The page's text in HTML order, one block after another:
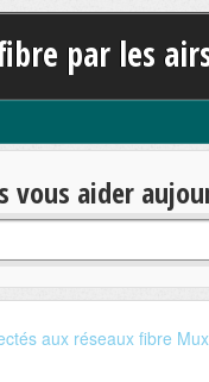
par les
aider
aux réseaux fibre